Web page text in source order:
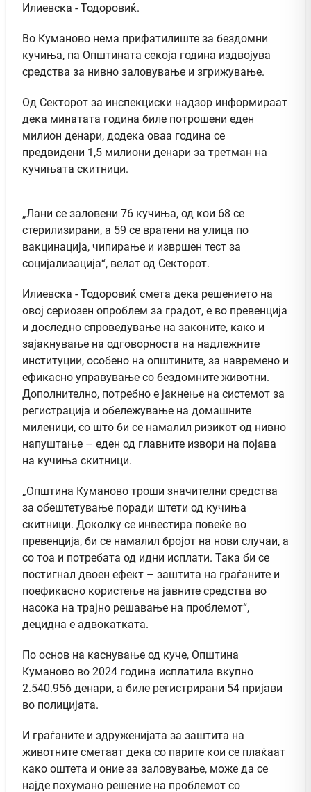
Илиевска - Тодоровиќ.
Во Куманово нема прифатилиште за бездомни
кучиња, па Општината секоја година издвојува
средства за нивно заловување и згрижување.
Од Секторот за инспекциски надзор информираат
дека минатата година биле потрошени еден
милион денари, додека оваа година се
предвидени 1,5 милиони денари за третман на
кучињата скитници.
„Лани се заловени 76 кучиња, од кои 68 се
стерилизирани, а 59 се вратени на улица по
вакцинација, чипирање и извршен тест за
социјализација“, велат од Секторот.
Илиевска - Тодоровиќ смета дека решението на
овој сериозен опроблем за градот, е во превенција
и доследно спроведување на законите, како и
зајакнување на одговорноста на надлежните
институции, особено на општините, за навремено и
ефикасно управување со бездомните животни.
Дополнително, потребно е јакнење на системот за
регистрација и обележување на домашните
миленици, со што би се намалил ризикот од нивно
напуштање – еден од главните извори на појава
на кучиња скитници.
„Општина Куманово троши значителни средства
за обештетување поради штети од кучиња
скитници. Доколку се инвестира повеќе во
превенција, би се намалил бројот на нови случаи, а
со тоа и потребата од идни исплати. Така би се
постигнал двоен ефект – заштита на граѓаните и
поефикасно користење на јавните средства во
насока на трајно решавање на проблемот“,
децидна е адвокатката.
По основ на каснување од куче, Општина
Куманово во 2024 година исплатила вкупно
2.540.956 денари, а биле регистрирани 54 пријави
во полицијата.
И граѓаните и здруженијата за заштита на
животните сметаат дека со парите кои се плаќаат
како оштета и оние за заловување, може да се
најде похумано решение на проблемот со